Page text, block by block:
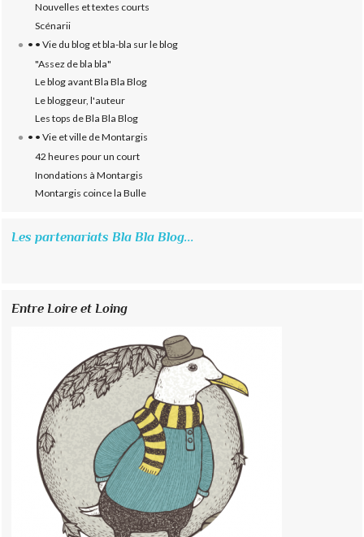
Nouvelles et textes courts
Scénarii
• • Vie du blog et bla-bla sur le blog
"Assez de bla bla"
Le blog avant Bla Bla Blog
Le bloggeur, l'auteur
Les tops de Bla Bla Blog
• • Vie et ville de Montargis
42 heures pour un court
Inondations à Montargis
Montargis coince la Bulle
Les partenariats Bla Bla Blog...
Entre Loire et Loing